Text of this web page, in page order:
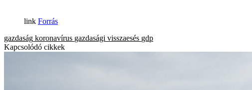
Forrás
gazdaság koronavírus gazdasági visszaesés gdp
Kapcsolódó cikkek